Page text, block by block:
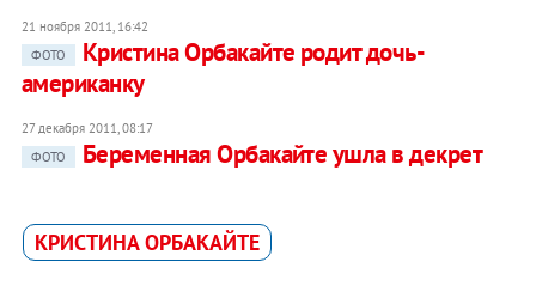
21 ноября 2011, 16:42
ФОТО
Кристина Орбакайте родит дочь-
американку
27 декабря 2011, 08:17
ФОТО
Беременная Орбакайте ушла в декрет
КРИСТИНА ОРБАКАЙТЕ